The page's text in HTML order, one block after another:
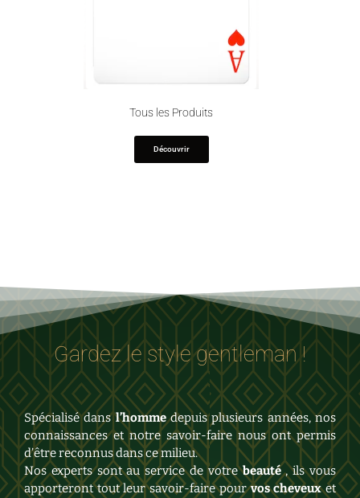
Tous les Produits
Découvrir
Gardez le style gentleman !
Spécialisé dansl’hommedepuis plusieurs années, nos
connaissances et notre savoir-faire nous ont permis
d’être reconnus dans ce milieu.
Nos experts sont au service de votrebeauté, ils vous
apporteront tout leur savoir-faire pourvos cheveuxet